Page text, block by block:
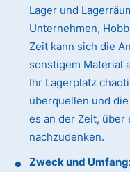
Lager und
Unternehmen,
Zeit kann sich die
sonstigem Material
Ihr Lagerplatz
überquellen und
es an der Zeit,
nachzudenken.
Zweck und